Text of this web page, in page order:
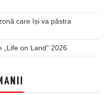
care își va păstra
on Land” 2026